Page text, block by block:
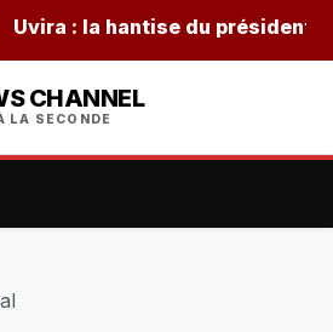
: la hantise du président
CHANNEL
LA SECONDE